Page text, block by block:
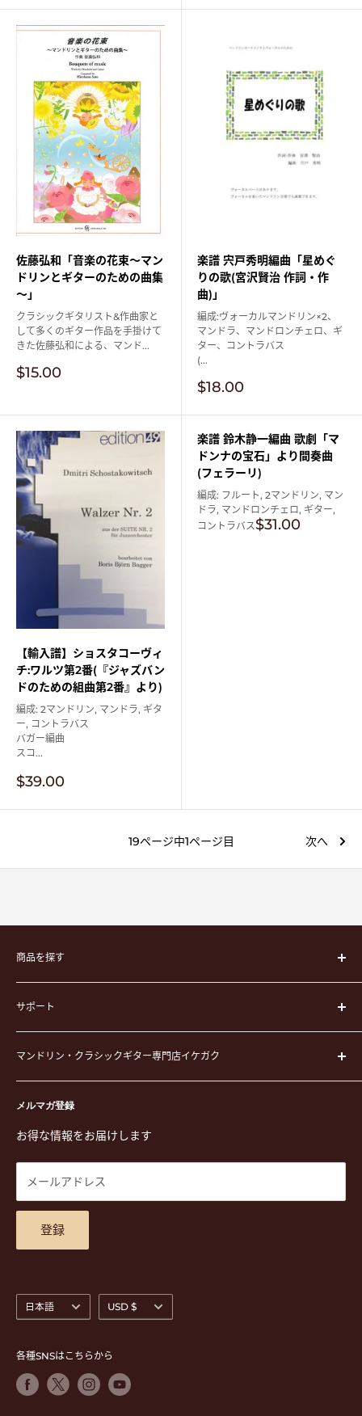
価
格
佐藤弘和「音楽の花束～マン
ドリンとギターのための曲集
～」
クラシックギタリスト&作曲家と
して多くのギター作品を手掛けて
きた佐藤弘和による、マンド...
販
格
$15.00
楽譜 宍戸秀明編曲「星めぐ
りの歌(宮沢賢治 作詞・作
曲)」
編成:ヴォーカルマンドリン×2、
マンドラ、マンドロンチェロ、ギ
ター、コントラバス
(...
販
価
格
$18.00
【輸入譜】ショスタコーヴィ
チ:ワルツ第2番(『ジャズバン
ドのための組曲第2番』より)
編成: 2マンドリン, マンドラ, ギタ
ー, コントラバス
バガー編曲
スコ...
販
価
$39.00
楽譜 鈴木静一編曲 歌劇「マ
ドンナの宝石」より間奏曲
(フェラーリ)
編成: フルート, 2マンドリン, マン
ドラ, マンドロンチェロ, ギター,
コントラバス 販
$31.00
19ページ中1ページ目 次へ
商品を探す
楽器
楽器ケース
弦
ピック
演奏用品
ステーショナリー&アクセサリー
楽譜
DVD
チケット
楽器レンタル
サポート
運営会社
イケガクについて
お買い物ガイド
特定商取引法に基づく表示
プライバシーポリシー
商品検索
お問合せ
アクセスマップ
メルマガ登録
お得な情報をお届けします
メールアドレス
登録
マンドリン・クラシックギター専門店イケガク
〒171-0021 東京都豊島区西池袋3-23-5 芦沢ビル2F
TEL. 03-5952-1391 / FAX. 03-5952-1392
営業時間 月-水,金,土 11:00-19:00 / 日,祝 11:00-18:00 (木曜定
休)
語
日本語
貨
USD $
各種SNSはこちらから